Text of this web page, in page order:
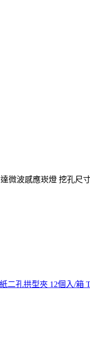
微波感應崁燈 挖孔尺
二孔拱型夾 12個入/箱